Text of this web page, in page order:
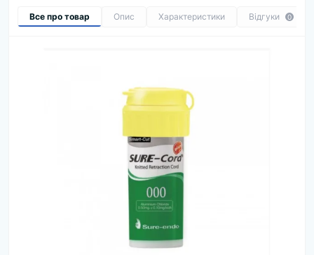
Все про товар Опис Характеристики Відгуки 0